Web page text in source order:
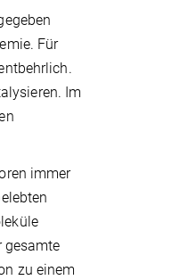
Für
Im
immer
gesamte
zu einem